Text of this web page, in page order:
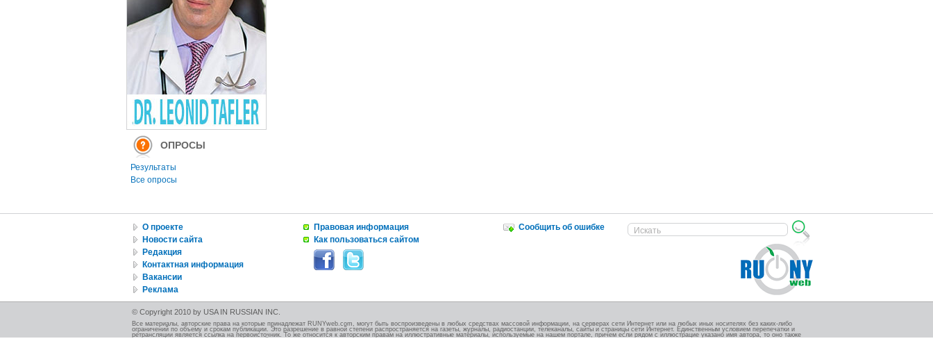
ОПРОСЫ
Результаты
Все опросы
О проекте
Новости сайта
Редакция
Контактная информация
Вакансии
Реклама
Правовая информация
Как пользоваться сайтом
Сообщить об ошибке
© Copyright 2010 by USA IN RUSSIAN INC.
Все материалы, авторские права на которые принадлежат RUNYweb.com, могут быть воспроизведены в любых средствах массовой информации, на серверах сети Интернет или на любых иных носителях без каких-либо
ограничений по объему и срокам публикации. Это разрешение в равной степени распространяется на газеты, журналы, радиостанции, телеканалы, сайты и страницы сети Интернет. Единственным условием перепечатки и
ретрансляции является ссылка на первоисточник. То же относится к авторским правам на иллюстративные материалы, используемые на нашем портале, причем если рядом с иллюстрацие указано имя автора, то оно также